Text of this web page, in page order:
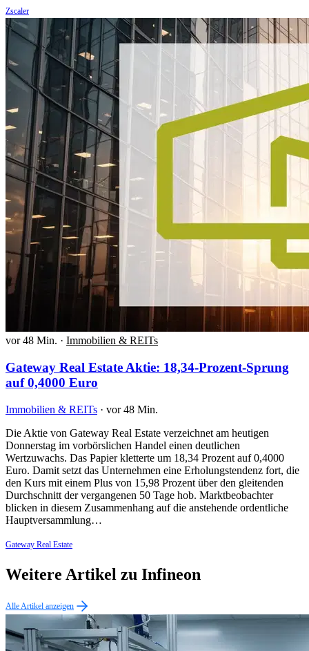
Zscaler
vor 48 Min. · Immobilien & REITs
Gateway Real Estate Aktie: 18,34-Prozent-Sprung
auf 0,4000 Euro
Immobilien & REITs · vor 48 Min.
Die Aktie von Gateway Real Estate verzeichnet am heutigen
Donnerstag im vorbörslichen Handel einen deutlichen
Wertzuwachs. Das Papier kletterte um 18,34 Prozent auf 0,4000
Euro. Damit setzt das Unternehmen eine Erholungstendenz fort, die
den Kurs mit einem Plus von 15,98 Prozent über den gleitenden
Durchschnitt der vergangenen 50 Tage hob. Marktbeobachter
blicken in diesem Zusammenhang auf die anstehende ordentliche
Hauptversammlung…
Gateway Real Estate
Weitere Artikel zu Infineon
Alle Artikel anzeigen